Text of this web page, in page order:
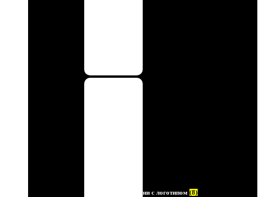
Ремни с логотипом (8)